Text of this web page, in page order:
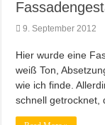
9. September 2012
Hier wurde eine
weiß Ton,
wie ich finde.
schnell getrocknet,